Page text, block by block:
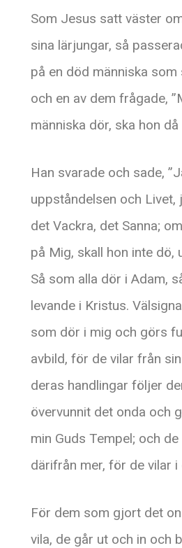
Som Jesus satt väster
sina lärjungar, så
på en död människa som
och en av dem frågade,
människa dör, ska hon då
Han svarade och sade,
uppståndelsen och Livet,
det Vackra, det Sanna;
på Mig, skall hon inte dö,
Så som alla dör i Adam,
levande i Kristus.
som dör i mig och görs
avbild, för de vilar från
deras handlingar följer
övervunnit det onda och
min Guds Tempel; och
därifrån mer, för de vilar i
För dem som gjort det
vila, de går ut och in och